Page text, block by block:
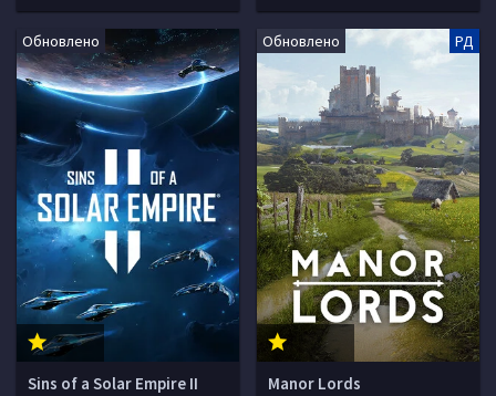
Обновлено
Sins of a Solar Empire II
Обновлено РД
Manor Lords